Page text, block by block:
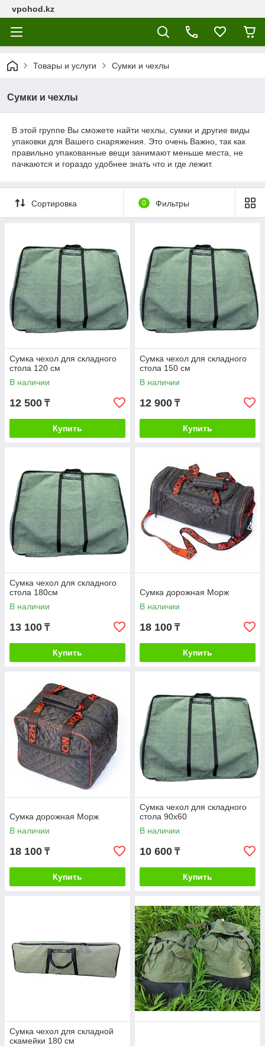
vpohod.kz
Товары и услуги Сумки и чехлы
Сумки и чехлы
В этой группе Вы сможете найти чехлы, сумки и другие виды
упаковки для Вашего снаряжения. Это очень Важно, так как
правильно упакованные вещи занимают меньше места, не
пачкаются и гораздо удобнее знать что и где лежит.
Сортировка 0 Фильтры
Сумка чехол для складного
стола 120 см
В наличии
12 500 ₸
Купить
Сумка чехол для складного
стола 150 см
В наличии
12 900 ₸
Купить
Сумка чехол для складного
стола 180см
В наличии
13 100 ₸
Купить
Сумка дорожная Морж
В наличии
18 100 ₸
Купить
Сумка дорожная Морж
В наличии
18 100 ₸
Купить
Сумка чехол для складного
стола 90х60
В наличии
10 600 ₸
Купить
Сумка чехол для складной
скамейки 180 см